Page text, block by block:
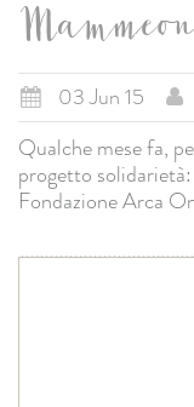
03 Jun 15
Qualche mese fa,
progetto
Fondazione Arca